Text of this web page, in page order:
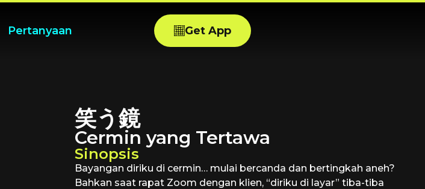
Pertanyaan Get App
笑う鏡
Cermin yang Tertawa
Sinopsis
Bayangan diriku di cermin… mulai bercanda dan bertingkah aneh?
Bahkan saat rapat Zoom dengan klien, “diriku di layar” tiba-tiba